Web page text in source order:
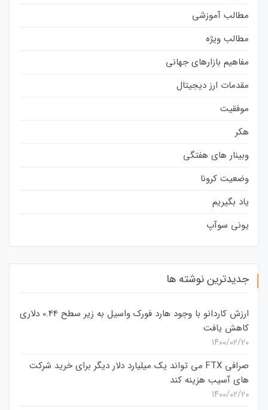
مطالب آموزشی
مطالب ویژه
مفاهیم بازارهای جهانی
مقدمات ارز دیجیتال
موفقیت
هکر
وبینار های هفتگی
وضعیت کرونا
یاد بگیریم
یونی سوآپ
جدیدترین نوشته ها
ارزش کاردانو با وجود هارد فورک واسیل به زیر سطح 0.44 دلاری
کاهش یافت
۱۴۰۰/۰۲/۲۰
صرافی FTX می تواند یک میلیارد دلار دیگر برای خرید شرکت
های آسیب هزینه کند
۱۴۰۰/۰۲/۲۰